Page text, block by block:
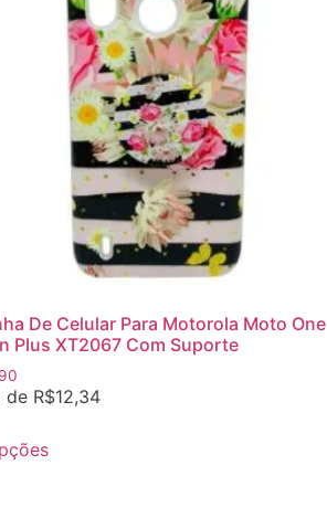
De Celular Para Motorola Moto One
Plus XT2067 Com Suporte
de R$12,34